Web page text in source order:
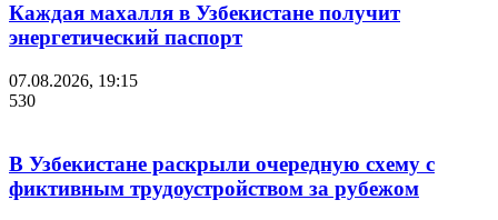
Каждая махалля в Узбекистане получит
энергетический паспорт
07.08.2026, 19:15
530
В Узбекистане раскрыли очередную схему с
фиктивным трудоустройством за рубежом